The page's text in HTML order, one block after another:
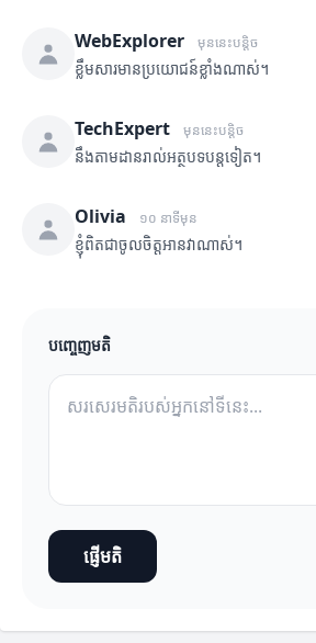
WebExplorer មុននេះបន្តិច
ខ្លឹមសារមានប្រយោជន៍ខ្លាំងណាស់។
TechExpert មុននេះបន្តិច
នឹងតាមដានរាល់អត្ថបទបន្តទៀត។
Olivia ១០ នាទីមុន
ខ្ញុំពិតជាចូលចិត្តអានវាណាស់។
បញ្ចេញមតិ
ផ្ញើមតិ